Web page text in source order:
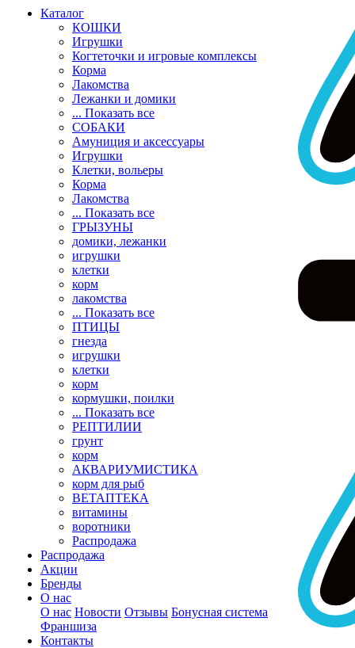
Каталог
КОШКИ
Игрушки
Когтеточки и игровые комплексы
Корма
Лакомства
Лежанки и домики
... Показать все
СОБАКИ
Амуниция и аксессуары
Игрушки
Клетки, вольеры
Корма
Лакомства
... Показать все
ГРЫЗУНЫ
домики, лежанки
игрушки
клетки
корм
лакомства
... Показать все
ПТИЦЫ
гнезда
игрушки
клетки
корм
кормушки, поилки
... Показать все
РЕПТИЛИИ
грунт
корм
АКВАРИУМИСТИКА
корм для рыб
ВЕТАПТЕКА
витамины
воротники
Распродажа
Распродажа
Акции
Бренды
О нас
О нас Новости Отзывы Бонусная система
Франшиза
Контакты